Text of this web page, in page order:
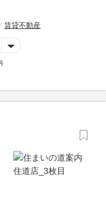
賃貸不動産